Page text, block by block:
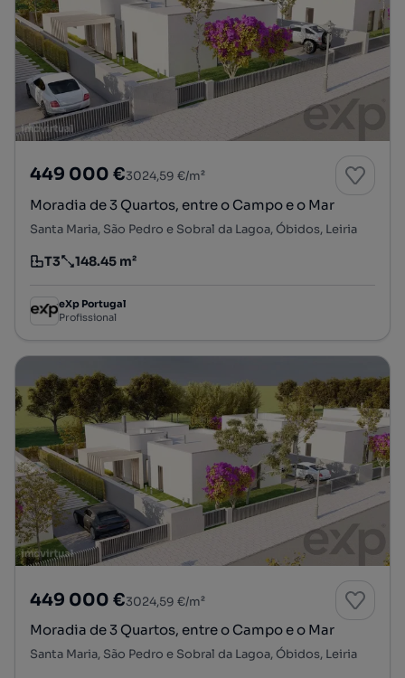
449 000 €3024,59 €/m²
Moradia de 3 Quartos, entre o Campo e o Mar
Santa Maria, São Pedro e Sobral da Lagoa, Óbidos, Leiria
Tipologia
T3
Preço por metro quadrado
148.45 m²
eXp Portugal
Profissional
449 000 €3024,59 €/m²
Moradia de 3 Quartos, entre o Campo e o Mar
Santa Maria, São Pedro e Sobral da Lagoa, Óbidos, Leiria